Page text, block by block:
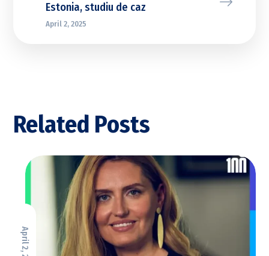
Estonia, studiu de caz
April 2, 2025
Related Posts